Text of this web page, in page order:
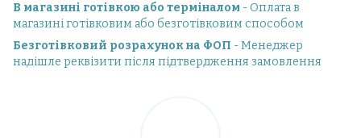
В магазині готівкою або терміналом - Оплата в
магазині готівковим або безготівковим способом
Безготівковий розрахунок на ФОП - Менеджер
надішле реквізити після підтвердження замовлення